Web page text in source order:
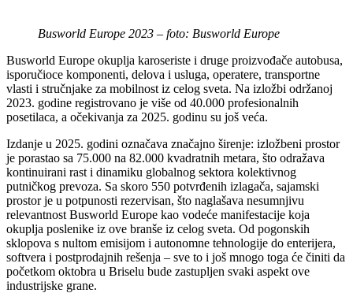
Busworld Europe 2023 – foto: Busworld Europe
Busworld Europe okuplja karoseriste i druge proizvođače autobusa,
isporučioce komponenti, delova i usluga, operatere, transportne
vlasti i stručnjake za mobilnost iz celog sveta. Na izložbi održanoj
2023. godine registrovano je više od 40.000 profesionalnih
posetilaca, a očekivanja za 2025. godinu su još veća.
Izdanje u 2025. godini označava značajno širenje: izložbeni prostor
je porastao sa 75.000 na 82.000 kvadratnih metara, što odražava
kontinuirani rast i dinamiku globalnog sektora kolektivnog
putničkog prevoza. Sa skoro 550 potvrđenih izlagača, sajamski
prostor je u potpunosti rezervisan, što naglašava nesumnjivu
relevantnost Busworld Europe kao vodeće manifestacije koja
okuplja poslenike iz ove branše iz celog sveta. Od pogonskih
sklopova s nultom emisijom i autonomne tehnologije do enterijera,
softvera i postprodajnih rešenja – sve to i još mnogo toga će činiti da
početkom oktobra u Briselu bude zastupljen svaki aspekt ove
industrijske grane.